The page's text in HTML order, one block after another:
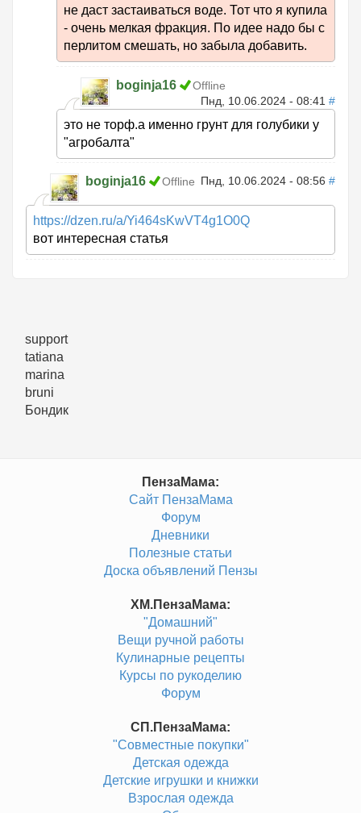
не даст застаиваться воде. Тот что я купила
- очень мелкая фракция. По идее надо бы с
перлитом смешать, но забыла добавить.
boginja16
Offline
Пнд, 10.06.2024 - 08:41 #
это не торф.а именно грунт для голубики у
"агробалта"
boginja16 Offline Пнд, 10.06.2024 - 08:56 #
https://dzen.ru/a/Yi464sKwVT4g1O0Q
вот интересная статья
support
tatiana
marina
bruni
Бондик
ПензаМама:
Сайт ПензаМама
Форум
Дневники
Полезные статьи
Доска объявлений Пензы
ХМ.ПензаМама:
"Домашний"
Вещи ручной работы
Кулинарные рецепты
Курсы по рукоделию
Форум
СП.ПензаМама:
"Совместные покупки"
Детская одежда
Детские игрушки и книжки
Взрослая одежда